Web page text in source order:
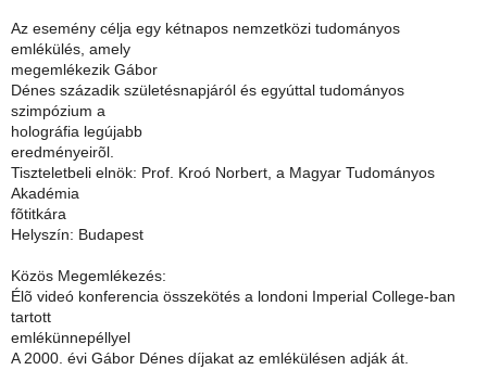
Az esemény célja egy kétnapos nemzetközi tudományos
emlékülés, amely
megemlékezik Gábor
Dénes századik születésnapjáról és egyúttal tudományos
szimpózium a
holográfia legújabb
eredményeirõl.
Tiszteletbeli elnök: Prof. Kroó Norbert, a Magyar Tudományos
Akadémia
fõtitkára
Helyszín: Budapest
Közös Megemlékezés:
Élõ videó konferencia összekötés a londoni Imperial College-ban
tartott
emlékünnepéllyel
A 2000. évi Gábor Dénes díjakat az emlékülésen adják át.